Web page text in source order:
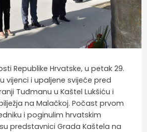
Republike Hrvatske, u petak 29.
vijenci i upaljene svijeće pred
Tuđmanu u Kaštel Lukšiću i
na Malačkoj. Počast prvom
i poginulim hrvatskim
predstavnici Grada Kaštela na